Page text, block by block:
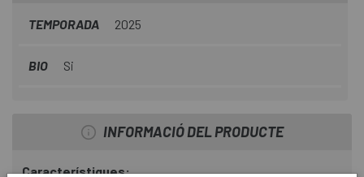
TEMPORADA 2025
BIO Si
INFORMACIÓ DEL PRODUCTE
Característiques: